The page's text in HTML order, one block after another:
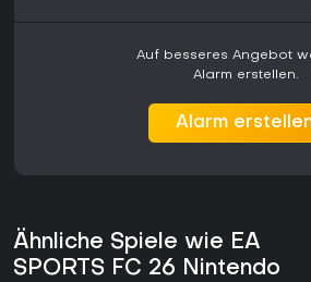
Auf besseres Angebot
Alarm erstellen.
Alarm
Ähnliche Spiele wie EA
SPORTS FC 26 Nintendo